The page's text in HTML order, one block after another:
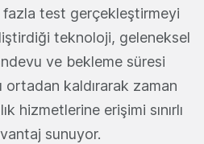
fazla test gerçekleştirmeyi
teknoloji, geleneksel
ve bekleme süresi
kaldırarak zaman
hizmetlerine erişimi sınırlı
sunuyor.